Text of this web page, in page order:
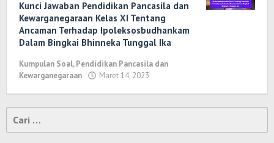
Kunci Jawaban Pendidikan Pancasila dan
Kewarganegaraan Kelas XI Tentang
Ancaman Terhadap Ipoleksosbudhankam
Dalam Bingkai Bhinneka Tunggal Ika
Kumpulan Soal,Pendidikan Pancasila dan
Kewarganegaraan
Maret 14, 2023
Cari
untuk: